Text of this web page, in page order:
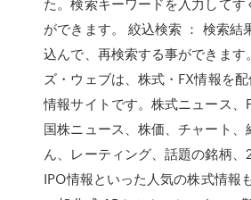
ができます。 絞込検索 ： 検索結
込んで、再検索する事ができます
ズ・ウェブは、株式・FX情報を
情報サイトです。株式ニュース、
国株ニュース、株価、チャート、
ん、レーティング、話題の銘柄、
IPO情報といった人気の株式情報